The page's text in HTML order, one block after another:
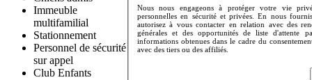
Immeuble
multifamilial
Stationnement
Personnel de sécurité
sur appel
Club Enfants
Nous nous engageons à protéger votre vie
personnelles en sécurité et privées. En nous
autorisez à vous contacter en relation avec des
générales et des opportunités de liste d'attente
informations obtenues dans le cadre du
avec des tiers ou des affiliés.